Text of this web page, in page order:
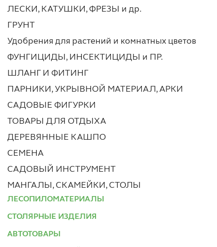
ЛЕСКИ, КАТУШКИ, ФРЕЗЫ и др.
ГРУНТ
Удобрения для растений и комнатных цветов
ФУНГИЦИДЫ, ИНСЕКТИЦИДЫ и ПР.
ШЛАНГ И ФИТИНГ
ПАРНИКИ, УКРЫВНОЙ МАТЕРИАЛ, АРКИ
САДОВЫЕ ФИГУРКИ
ТОВАРЫ ДЛЯ ОТДЫХА
ДЕРЕВЯННЫЕ КАШПО
СЕМЕНА
САДОВЫЙ ИНСТРУМЕНТ
МАНГАЛЫ, СКАМЕЙКИ, СТОЛЫ
ЛЕСОПИЛОМАТЕРИАЛЫ
СТОЛЯРНЫЕ ИЗДЕЛИЯ
АВТОТОВАРЫ